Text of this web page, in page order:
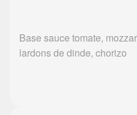
Base sauce tomate,
lardons de dinde, chorizo